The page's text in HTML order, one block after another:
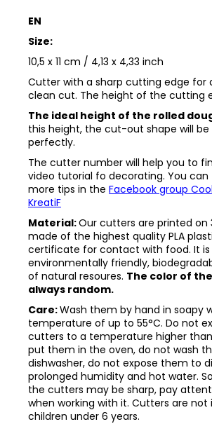
EN
Size:
10,5 x 11 cm / 4,13 x 4,33 inch
Cutter with a sharp cutting edge for
clean cut. The height of the cutting
The ideal height of the rolled
this height, the cut-out shape will
perfectly.
The cutter number will help you to
video tutorial fo decorating. You can
more tips in the Facebook group
KreatiF
Material:Our cutters are printed on
made of the highest quality PLA
certificate for contact with food. It is
environmentally friendly,
of natural resoures. The color of
always random.
Care:Wash them by hand in soapy
temperature of up to 55°C. Do not
cutters to a temperature higher than
put them in the oven, do not wash
dishwasher, do not expose them to
prolonged humidity and hot water.
the cutters may be sharp, pay
when working with it. Cutters are
children under 6 years.